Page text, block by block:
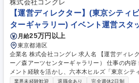
社における安全管理/3期連続ベア/福利厚生充実
株式会社コングレ
【運営ディレクター】(東京シティ
ターギャラリー) イベント運営スタ
月給25万円以上
東京都港区
企業名 株式会社コングレ 求人名 【運営ディレクター】（東京シティビュ
ー／森アーツセンターギャラリー） 仕事の内容 飲食店や店舗でのマネジ
メント経験を活かし、六本木ヒルズ「東京シテ
ィレクターとして、スタッフ育成や現場のオペ
業界未経験歓迎 退職金あり 完全週休2日制